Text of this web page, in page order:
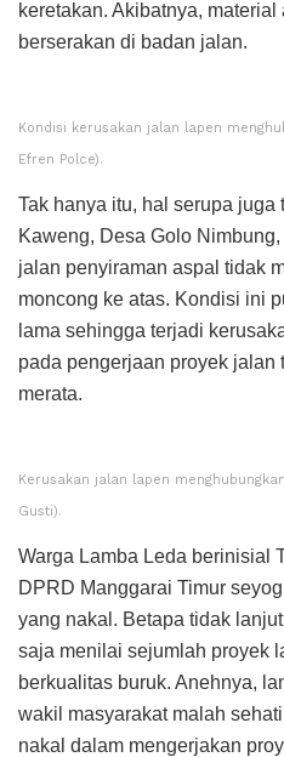
keretakan. Akibatnya, material
berserakan di badan jalan.
Kondisi kerusakan jalan lapen
Efren Polce).
Tak hanya itu, hal serupa
Kaweng, Desa Golo
jalan penyiraman aspal tidak
moncong ke atas. Kondisi ini
lama sehingga terjadi
pada pengerjaan proyek jalan
merata.
Kerusakan jalan lapen
Gusti).
Warga Lamba Leda berinisial
DPRD Manggarai Timur
yang nakal. Betapa tidak
saja menilai sejumlah proyek
berkualitas buruk. Anehnya,
wakil masyarakat malah
nakal dalam mengerjakan